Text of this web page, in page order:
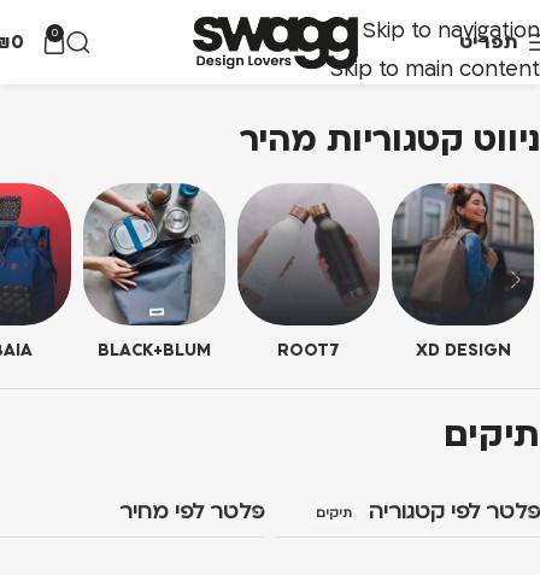
Skip to navigation
Skip to main content
תפריט 0
0
ניווט קטגוריות מהיר
XD DESIGN
ROOT7
BLACK+BLUM
תיקים
פלטר לפי קטגוריה תיקים פלטר לפי מחיר